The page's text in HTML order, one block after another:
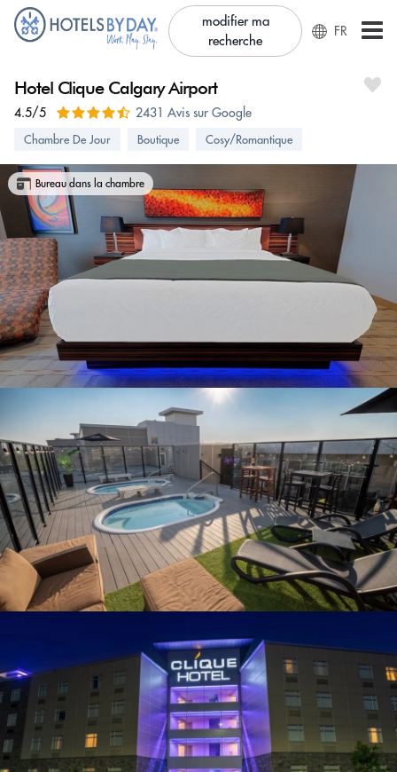
modifier ma
recherche
FR
Hotel Clique Calgary Airport
4.5/5 2431 Avis sur Google
Chambre De Jour Boutique Cosy/Romantique
Bureau dans la chambre